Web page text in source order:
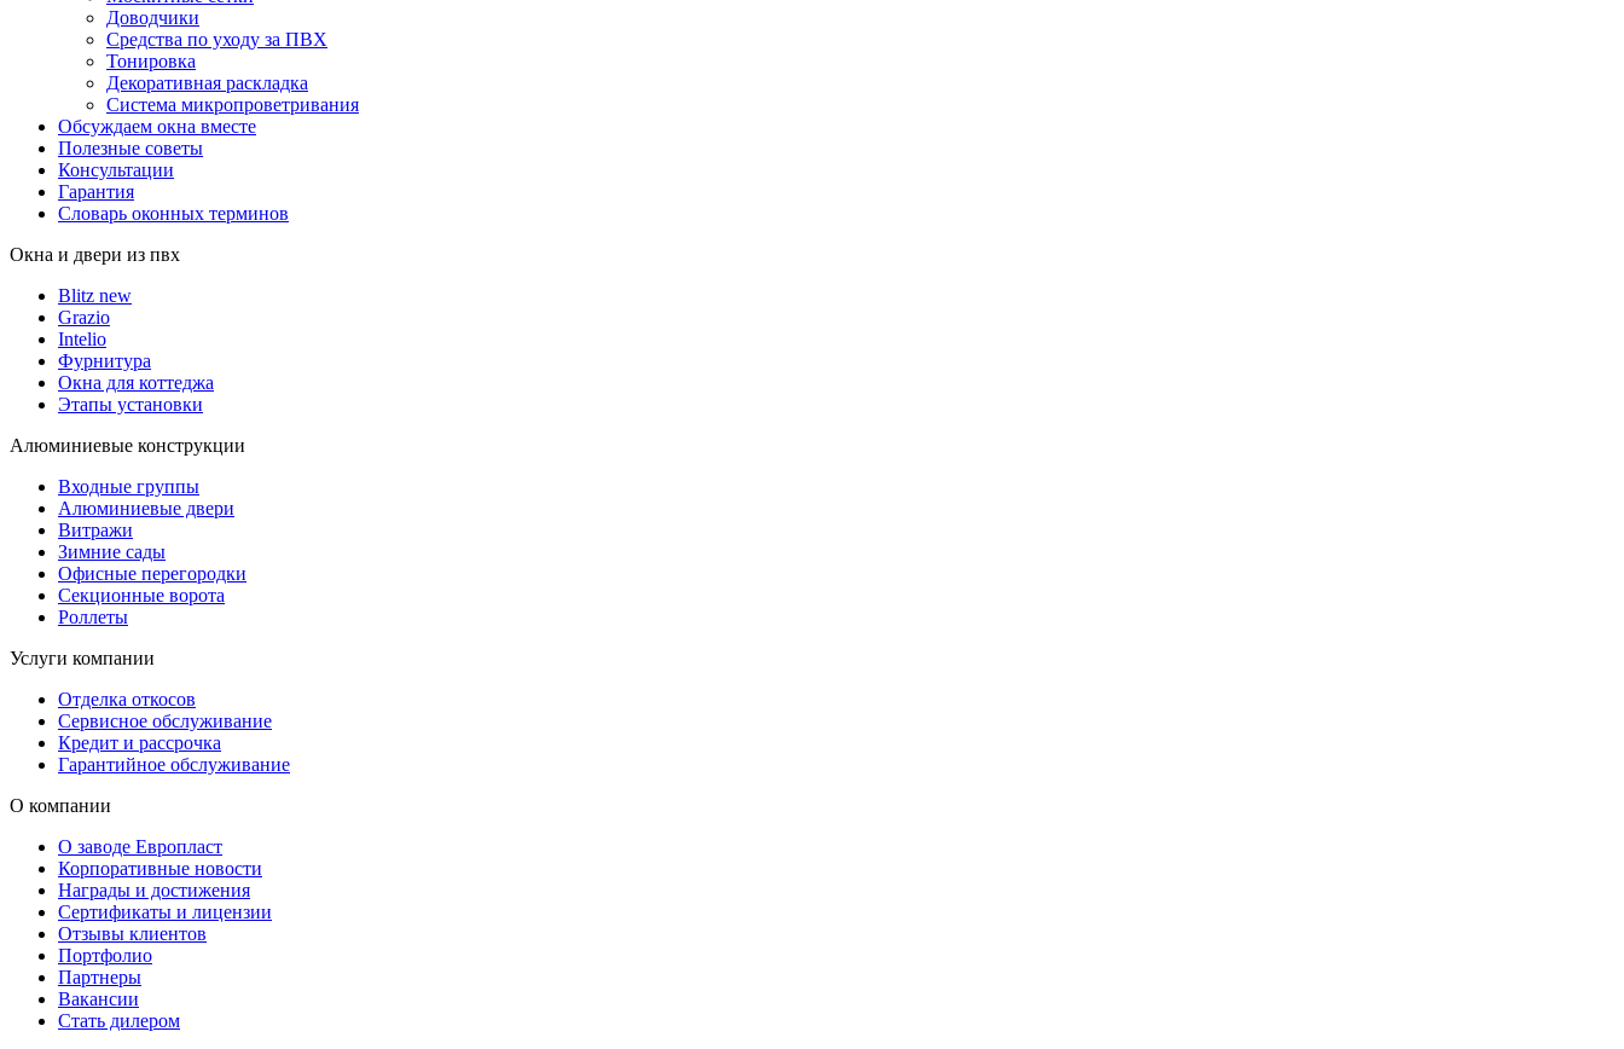
Доводчики
Средства по уходу за ПВХ
Тонировка
Декоративная раскладка
Система микропроветривания
Обсуждаем окна вместе
Полезные советы
Консультации
Гарантия
Словарь оконных терминов
Окна и двери из пвх
Blitz new
Grazio
Intelio
Фурнитура
Окна для коттеджа
Этапы установки
Алюминиевые конструкции
Входные группы
Алюминиевые двери
Витражи
Зимние сады
Офисные перегородки
Секционные ворота
Роллеты
Услуги компании
Отделка откосов
Сервисное обслуживание
Кредит и рассрочка
Гарантийное обслуживание
О компании
О заводе Европласт
Корпоративные новости
Награды и достижения
Сертификаты и лицензии
Отзывы клиентов
Портфолио
Партнеры
Вакансии
Стать дилером